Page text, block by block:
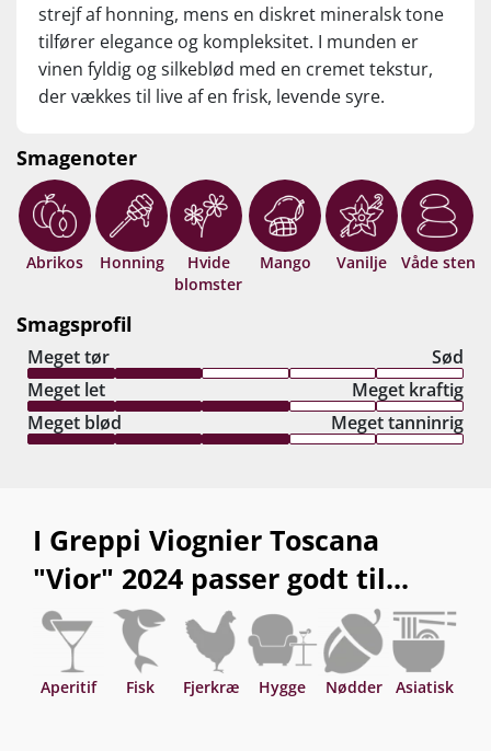
strejf af honning, mens en diskret mineralsk tone
tilfører elegance og kompleksitet. I munden er
vinen fyldig og silkeblød med en cremet tekstur,
der vækkes til live af en frisk, levende syre.
honningmelon, pære og eksotiske nuancer af
mango og ananas. Den delvise fadlagring
bidrager med et touch af vanilje og ristede
mandler i den lange eftersmag. Et verdensklasse-
glas til prisen og en klar anbefaling til fans af
Condrieu og hvid bourgogne. Drik nu, eller gem 5-
8 år fra høståret.
Smagenoter
Abrikos Honning
Hvide
blomster
Mango Vanilje Våde sten
Smagsprofil
Meget tør
Sød
Meget let
Meget kraftig
Meget blød
Meget tanninrig
I Greppi Viognier Toscana
"Vior" 2024 passer godt til...
Aperitif Fisk Fjerkræ Hygge Nødder Asiatisk